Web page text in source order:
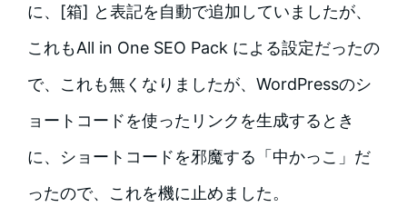
に、[箱] と表記を自動で追加していましたが、
これもAll in One SEO Pack による設定だったの
で、これも無くなりましたが、WordPressのシ
ョートコードを使ったリンクを生成するとき
に、ショートコードを邪魔する「中かっこ」だ
ったので、これを機に止めました。